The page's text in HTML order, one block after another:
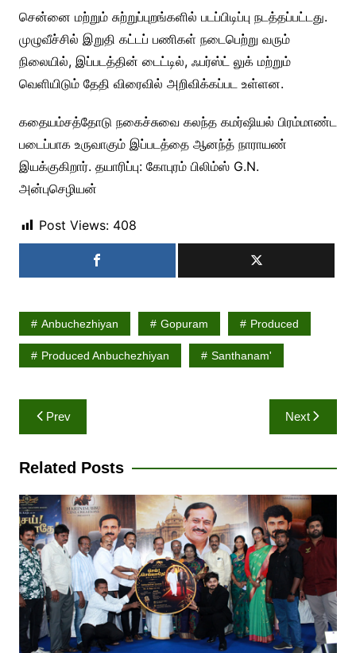
சென்னை மற்றும் சுற்றுப்புறங்களில் படப்பிடிப்பு நடத்தப்பட்டது.
முழுவீச்சில் இறுதி கட்டப் பணிகள் நடைபெற்று வரும்
நிலையில், இப்படத்தின் டைட்டில், ஃபர்ஸ்ட் லுக் மற்றும்
வெளியிடும் தேதி விரைவில் அறிவிக்கப்பட உள்ளன.
கதையம்சத்தோடு நகைச்சுவை கலந்த கமர்ஷியல் பிரம்மாண்ட
படைப்பாக உருவாகும் இப்படத்தை ஆனந்த் நாராயண்
இயக்குகிறார். தயாரிப்பு: கோபுரம் பிலிம்ஸ் G.N.
அன்புசெழியன்
Post Views: 408
Anbuchezhiyan Gopuram Produced
Produced Anbuchezhiyan Santhanam'
Post
navigation
Prev Next
Related Posts